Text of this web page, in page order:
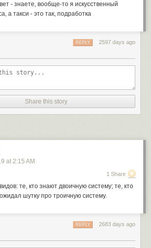
- знаете, вообще-то я искусственный
а такси - это так, подработка
2597 days ago
REPLY
Share this story
at 2:15 AM
1 Share
те, кто знают двоичную систему; те, кто
шутку про троичную систему.
2683 days ago
REPLY